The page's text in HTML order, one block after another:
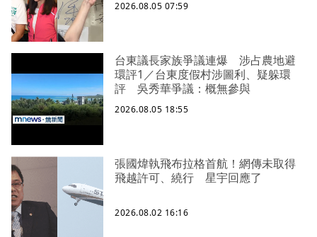
2026.08.05 07:59
台東議長家族爭議連爆 涉占農地避
環評1／台東度假村涉圖利、疑躲環
評 吳秀華爭議：概無參與
2026.08.05 18:55
張國煒執飛布拉格首航！網傳未取得
飛越許可、繞行 星宇回應了
2026.08.02 16:16